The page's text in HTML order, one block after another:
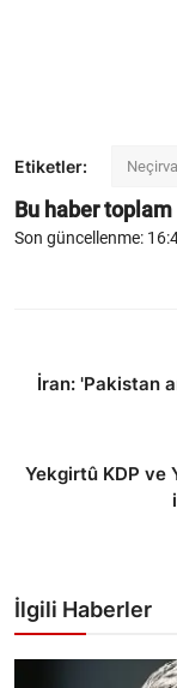
Etiketler:
Bu haber toplam
Son güncellenme:
İran: 'Pakistan
Yekgirtû KDP ve
İlgili Haberler